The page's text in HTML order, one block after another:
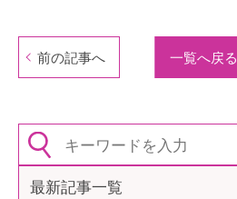
前の記事へ 一覧へ戻る
最新記事一覧